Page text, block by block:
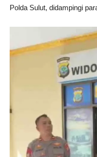
Polda Sulut, didampingi